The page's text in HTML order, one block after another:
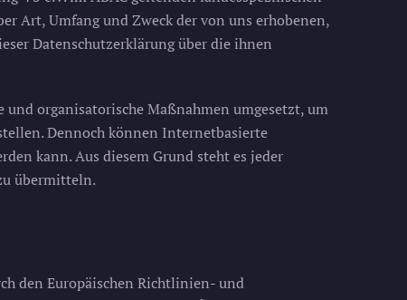
Art, Umfang und Zweck der von uns erhobenen,
Datenschutzerklärung über die ihnen
organisatorische Maßnahmen umgesetzt, um
Dennoch können Internetbasierte
kann. Aus diesem Grund steht es jeder
übermitteln.
den Europäischen Richtlinien- und